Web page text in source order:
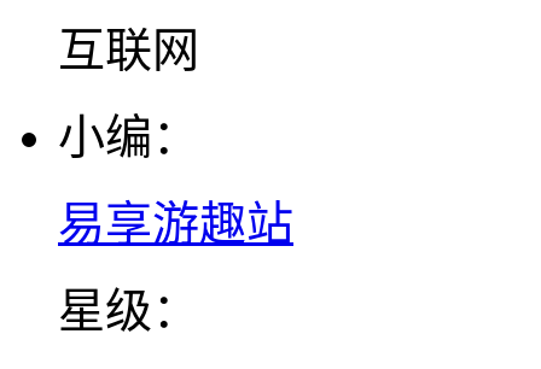
互联网
小编：
易享游趣站
星级：